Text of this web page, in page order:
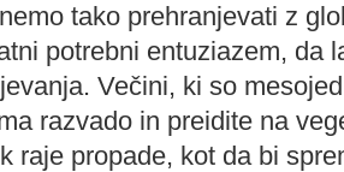
tako prehranjevati z
potrebni entuziazem, da
Večini, ki so
razvado in preidite na
raje propade, kot da bi